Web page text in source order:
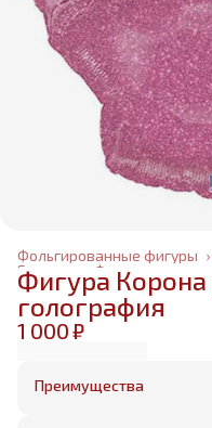
Фольгированные фигуры ›
Главная
Фигура Корона
голография
1 000 ₽
Преимущества
Оплата частями в Сплит